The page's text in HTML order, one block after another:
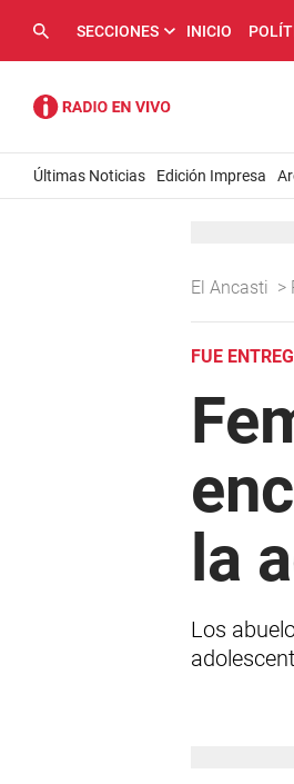
SECCIONES INICIO
Últimas Noticias Edición Impresa
El Ancasti >
FUE
la
Los